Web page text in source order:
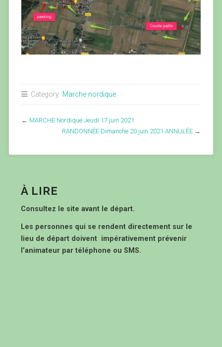
Category: Marche nordique
← MARCHE Nordique Jeudi 17 juin 2021
RANDONNÉE Dimanche 20 juin 2021 ANNULÉE →
À LIRE
Consultez le site avant le départ.
Les personnes qui se rendent directement sur le
lieu de départ doivent impérativement prévenir
l’animateur par téléphone ou SMS.